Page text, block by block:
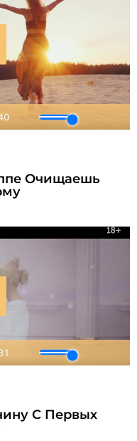
Очищаешь
С Первых